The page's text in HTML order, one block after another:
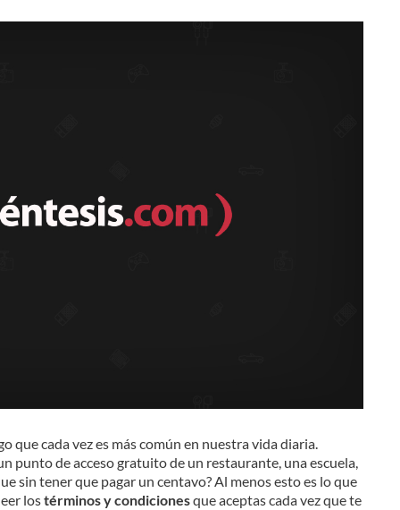
que cada vez es más común en nuestra vida diaria.
punto de acceso gratuito de un restaurante, una escuela,
sin tener que pagar un centavo? Al menos esto es lo que
lostérminos y condicionesque aceptas cada vez que te